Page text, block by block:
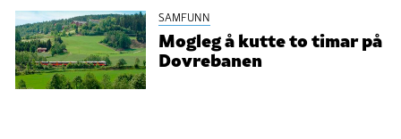
SAMFUNN
Mogleg å kutte to timar på
Dovrebanen